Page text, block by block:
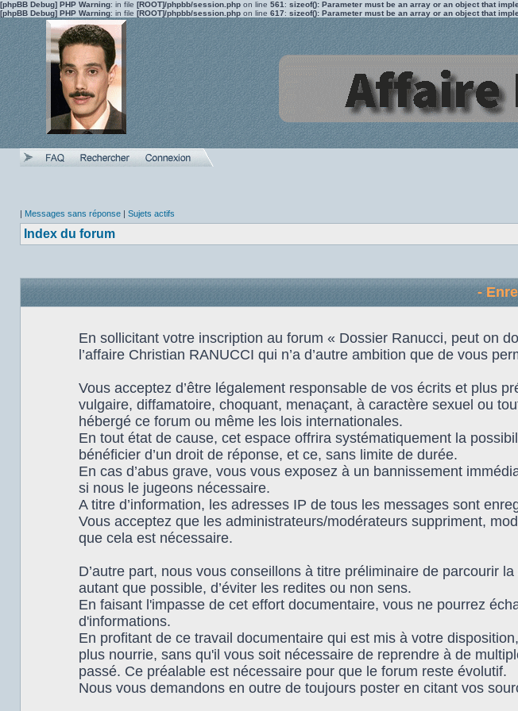
[phpBB Debug] PHP Warning: in file [ROOT]/phpbb/session.php on line 561 : sizeof(): Parameter must be an array or an object that
[phpBB Debug] PHP Warning: in file [ROOT]/phpbb/session.php on line 617: sizeof(): Parameter must be an array or an object that
| Messages sans réponse | Sujets actifs
Index du forum
-
En sollicitant votre inscription au forum « Dossier Ranucci, peut on
l’affaire Christian RANUCCI qui n’a d’autre ambition que de vous
Vous acceptez d’être légalement responsable de vos écrits et plus
vulgaire, diffamatoire, choquant, menaçant, à caractère sexuel ou
hébergé ce forum ou même les lois internationales.
En tout état de cause, cet espace offrira systématiquement la
bénéficier d’un droit de réponse, et ce, sans limite de durée.
En cas d’abus grave, vous vous exposez à un bannissement
si nous le jugeons nécessaire.
A titre d’information, les adresses IP de tous les messages sont
Vous acceptez que les administrateurs/modérateurs suppriment,
que cela est nécessaire.
D’autre part, nous vous conseillons à titre préliminaire de parcourir
autant que possible, d’éviter les redites ou non sens.
En faisant l'impasse de cet effort documentaire, vous ne pourrez
d'informations.
En profitant de ce travail documentaire qui est mis à votre
plus nourrie, sans qu'il vous soit nécessaire de reprendre à de
passé. Ce préalable est nécessaire pour que le forum reste évolutif.
Nous vous demandons en outre de toujours poster en citant vos